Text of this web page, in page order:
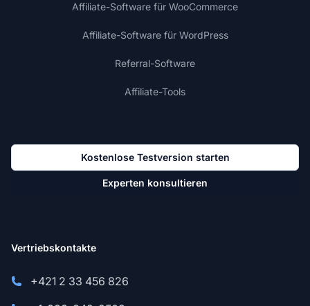
Affiliate-Software für WooCommerce
Affiliate-Software für WordPress
Referral-Software
Affiliate-Tools
Kostenlose Testversion starten
Experten konsultieren
Vertriebskontakte
+421 2 33 456 826